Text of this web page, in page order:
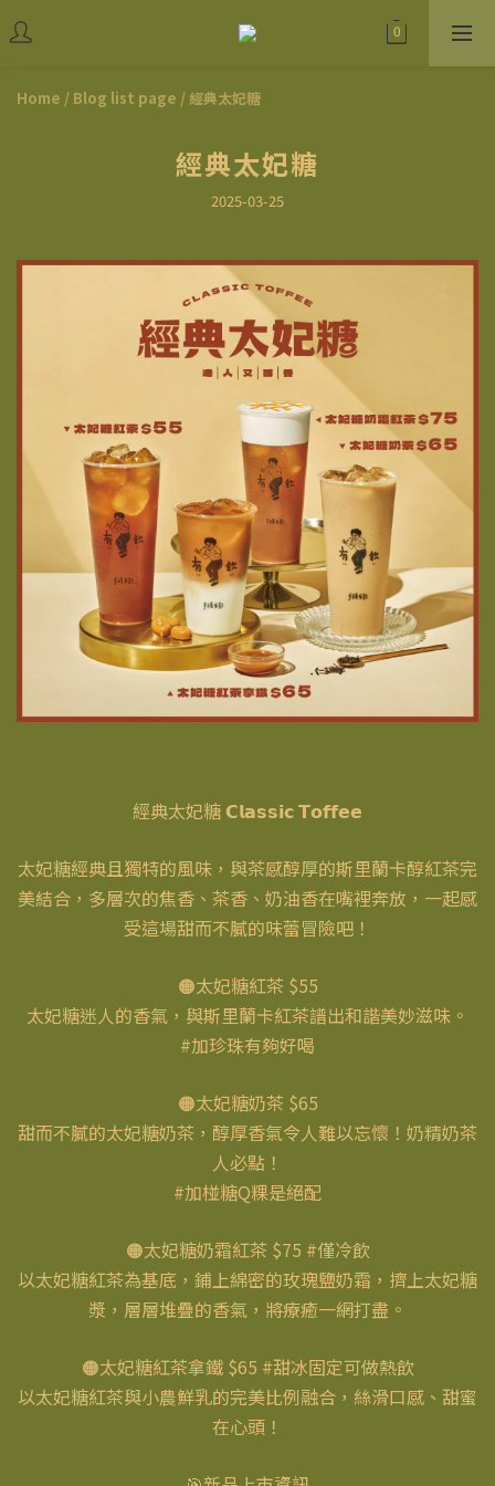
Home / Blog list page / 經典太妃糖
經典太妃糖
2025-03-25
經典太妃糖 𝗖𝗹𝗮𝘀𝘀𝗶𝗰 𝗧𝗼𝗳𝗳𝗲𝗲
太妃糖經典且獨特的風味，與茶感醇厚的斯里蘭卡醇紅茶完
美結合，多層次的焦香、茶香、奶油香在嘴裡奔放，一起感
受這場甜而不膩的味蕾冒險吧！
🟠太妃糖紅茶 $55
太妃糖迷人的香氣，與斯里蘭卡紅茶譜出和諧美妙滋味。
#加珍珠有夠好喝
🟠太妃糖奶茶 $65
甜而不膩的太妃糖奶茶，醇厚香氣令人難以忘懷！奶精奶茶
人必點！
#加椪糖Q粿是絕配
🟠太妃糖奶霜紅茶 $75 #僅冷飲
以太妃糖紅茶為基底，鋪上綿密的玫瑰鹽奶霜，擠上太妃糖
漿，層層堆疊的香氣，將療癒一網打盡。
🟠太妃糖紅茶拿鐵 $65 #甜冰固定可做熱飲
以太妃糖紅茶與小農鮮乳的完美比例融合，絲滑口感、甜蜜
在心頭！